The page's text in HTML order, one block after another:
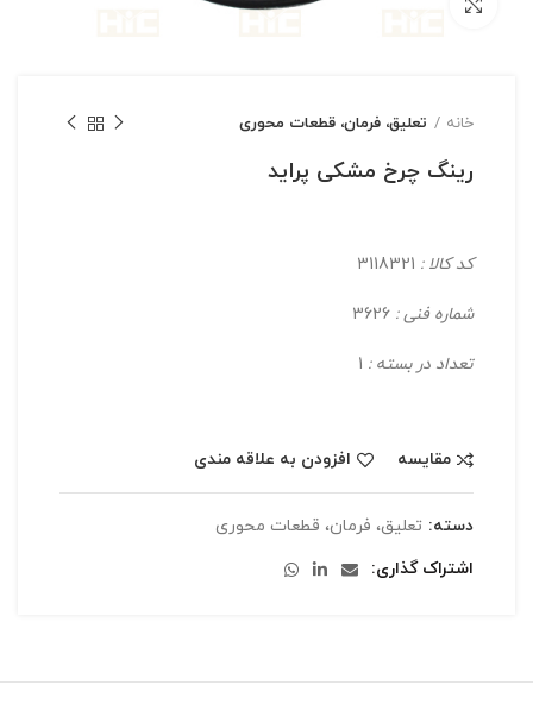
خانه تعلیق، فرمان، قطعات محوری
رینگ چرخ مشکی پراید
کد کالا :
شماره فنی :
تعداد در بسته :
مقایسه افزودن به علاقه مندی
دسته: تعلیق، فرمان، قطعات محوری
اشتراک گذاری